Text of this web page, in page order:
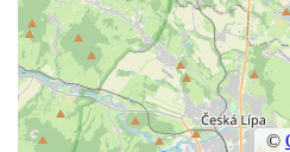
Křížová cesta Římov – XVIII.
Ježíše vložen kříž
Křížová cesta Římov – XVII.
Pilát